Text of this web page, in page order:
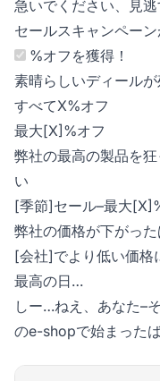
急いでください、見逃
セールスキャンペー
%オフを獲得！
素晴らしいディール
すべてX%オフ
最大[X]%オフ
弊社の最高の製品を
い
[季節]セール–最大
弊社の価格が下がっ
[会社]でより低い価格
最高の日…
しー…ねえ、あなた–
のe-shopで始まった